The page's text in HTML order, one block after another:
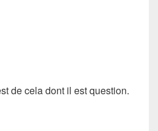
de cela dont il est question.